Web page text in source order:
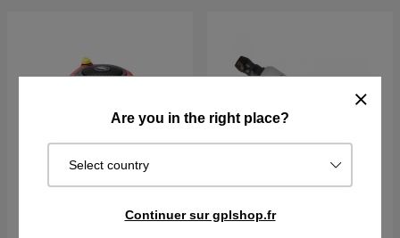
Are you in the right place?
Select country
Continuer sur gplshop.fr
Moteur Briggs & Stratton
Bougie d'allumage